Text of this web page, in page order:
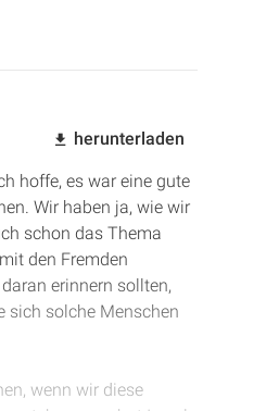
herunterladen
hoffe, es war eine gute
Wir haben ja, wie wir
schon das Thema
den Fremden
erinnern sollten,
sich solche Menschen
wenn wir diese